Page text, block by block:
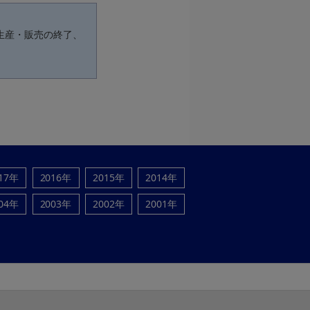
・販売の終了、
年 2016年 2015年
2014年
年
2003年 2002年 2001年